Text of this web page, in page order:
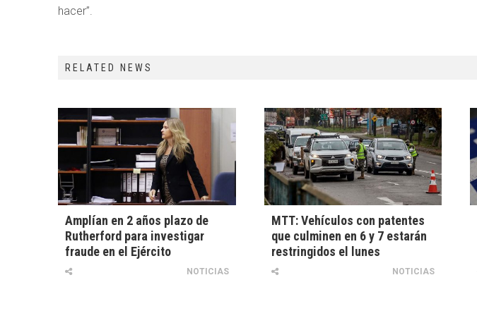
hacer”.
RELATED NEWS
Amplían en 2 años plazo de
Rutherford para investigar
fraude en el Ejército
NOTICIAS
MTT: Vehículos con patentes
que culminen en 6 y 7 estarán
restringidos el lunes
NOTICIAS